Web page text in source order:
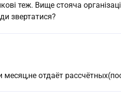
теж. Вище стояча
звертатися?
месяц,не отдаёт